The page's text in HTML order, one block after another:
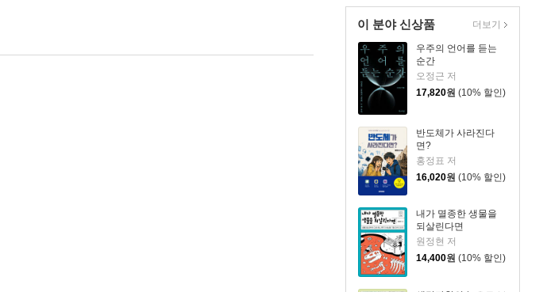
이 분야 신상품
우주의 언어를 듣는
순간
오정근 저
17,820원 (10% 할인)
반도체가 사라진다
면?
홍정표 저
16,020원 (10% 할인)
내가 멸종한 생물을
되살린다면
원정현 저
14,400원 (10% 할인)
더보기